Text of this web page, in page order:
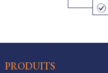
PRODUITS